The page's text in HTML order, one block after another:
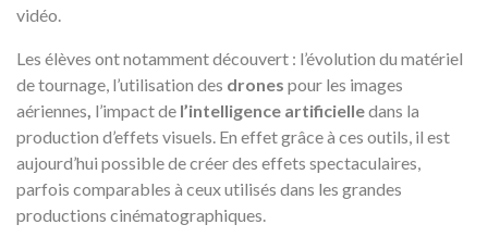
vidéo.
Les élèves ont notamment découvert : l’évolution du matériel
de tournage, l’utilisation des drones pour les images
aériennes, l’impact de l’intelligence artificielledans la
production d’effets visuels. En effet grâce à ces outils, il est
aujourd’hui possible de créer des effets spectaculaires,
parfois comparables à ceux utilisés dans les grandes
productions cinématographiques.